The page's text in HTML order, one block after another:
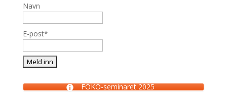
Navn
E-post*
FOKO-seminaret 2025